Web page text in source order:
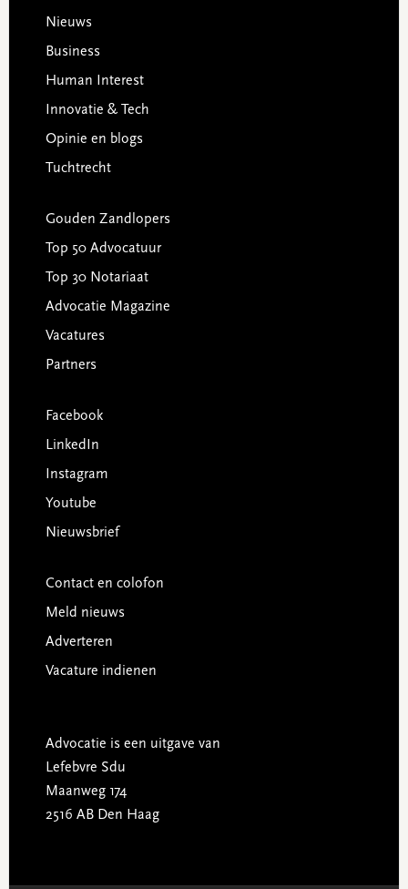
Footer
Nieuws
Business
Human Interest
Innovatie & Tech
Opinie en blogs
Tuchtrecht
Gouden Zandlopers
Top 50 Advocatuur
Top 30 Notariaat
Advocatie Magazine
Vacatures
Partners
Facebook
LinkedIn
Instagram
Youtube
Nieuwsbrief
Contact en colofon
Meld nieuws
Adverteren
Vacature indienen
Advocatie is een uitgave van
Lefebvre Sdu
Maanweg 174
2516 AB Den Haag